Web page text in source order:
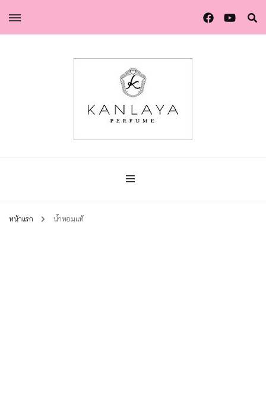
น้ำหอมกัลยา
น้ำหอมกัลยา น้ำหอมแท้แบรนด์ไทย คุณภาพยุโรป
หน้าแรก น้ำหอมแท้